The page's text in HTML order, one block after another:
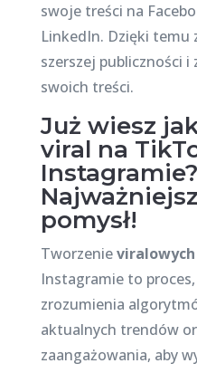
swoje treści na
LinkedIn. Dzięki temu
szerszej publiczności i
swoich treści.
Już wiesz
viral na
Instagramie?
pomysł!
Tworzenie
Instagramie to
zrozumienia
aktualnych trendów
zaangażowania, aby